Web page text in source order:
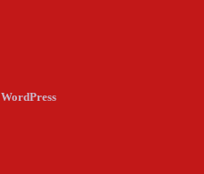
WordPress